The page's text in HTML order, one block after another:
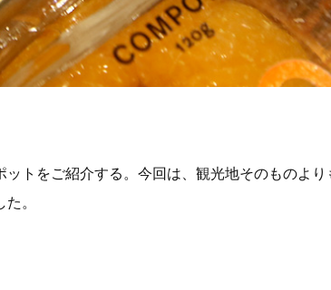
トをご紹介する。今回は、観光地そのものより
。